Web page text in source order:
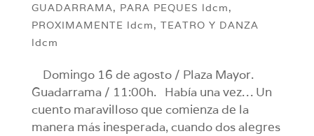
GUADARRAMA, PARA PEQUES ldcm,
PROXIMAMENTE ldcm, TEATRO Y DANZA
ldcm
Domingo 16 de agosto / Plaza Mayor.
Guadarrama / 11:00h. Había una vez… Un
cuento maravilloso que comienza de la
manera más inesperada, cuando dos alegres